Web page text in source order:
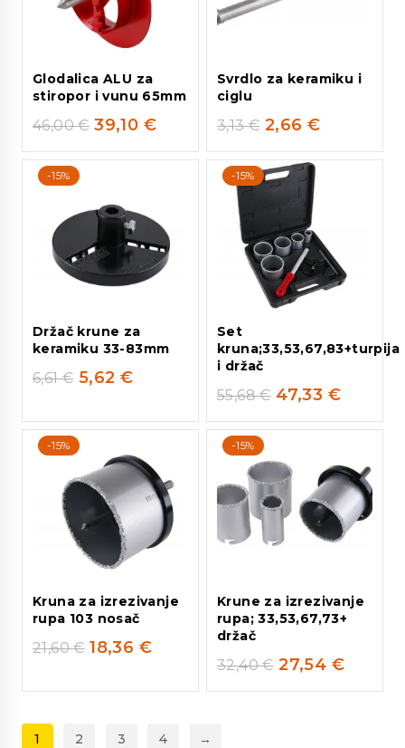
Glodalica ALU za
stiropor i vunu 65mm
46,00€ 39,10 €
Svrdlo za keramiku i
ciglu
3,13€ 2,66 €
-15%
Držač krune za
keramiku 33-83mm
6,61€ 5,62 €
-15%
Set
kruna;33,53,67,83+turpija
i držač
55,68€ 47,33 €
-15%
Kruna za izrezivanje
rupa 103 nosač
21,60€ 18,36 €
-15%
Krune za izrezivanje
rupa; 33,53,67,73+
držač
32,40€ 27,54 €
1 2 3 4 →